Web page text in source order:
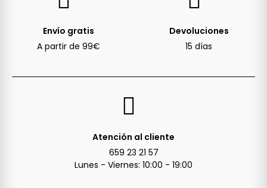
Envío gratis
A partir de 99€
Devoluciones
15 días
Atención al cliente
659 23 21 57
Lunes - Viernes: 10:00 - 19:00